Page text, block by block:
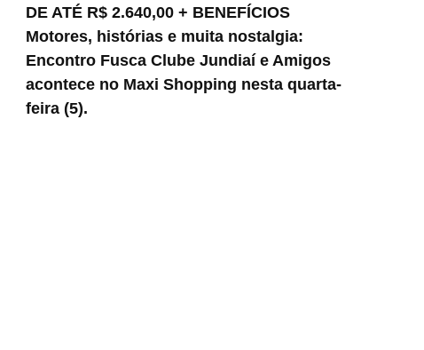
DE ATÉ R$ 2.640,00 + BENEFÍCIOS
Motores, histórias e muita nostalgia:
Encontro Fusca Clube Jundiaí e Amigos
acontece no Maxi Shopping nesta quarta-
feira (5).